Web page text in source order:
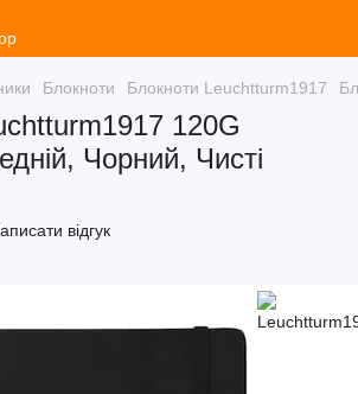
Блокноти Блокноти Leuchtturm1917
120G
Чорний, Чисті
відгук